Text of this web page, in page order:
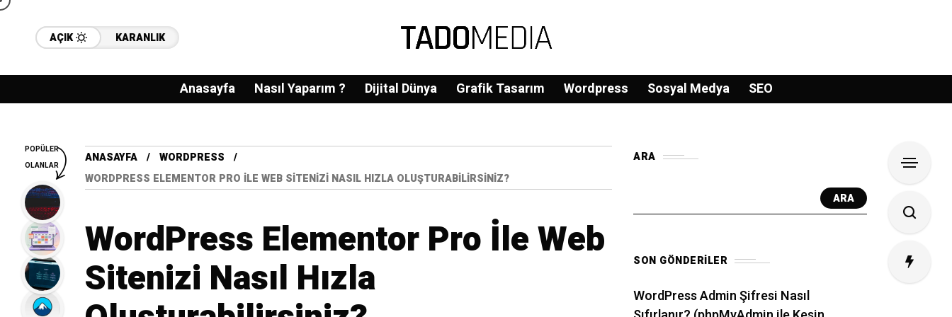
AÇIK KARANLIK
Anasayfa Nasıl Yaparım ? Dijital Dünya Grafik Tasarım Wordpress Sosyal Medya SEO
ANASAYFA
WORDPRESS
WORDPRESS ELEMENTOR PRO İLE WEB SITENIZI NASIL HIZLA OLUŞTURABILIRSINIZ?
WordPress Elementor Pro İle Web
Sitenizi Nasıl Hızla
ARA
ARA
SON GÖNDERILER
WordPress Admin Şifresi Nasıl
POPÜLER
OLANLAR